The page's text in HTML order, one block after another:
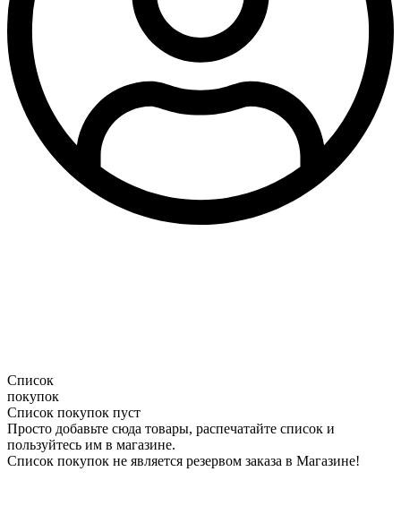
Список
покупок
Список покупок пуст
Просто добавьте сюда товары, распечатайте список и
пользуйтесь им в магазине.
Список покупок не является резервом заказа в Магазине!